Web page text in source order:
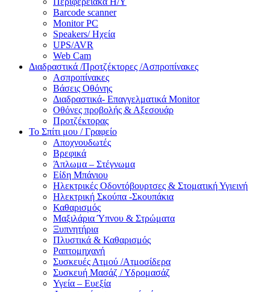
Barcode scanner
Monitor PC
Speakers/ Ηχεία
UPS/AVR
Web Cam
Διαδραστικά /Προτζέκτορες /Ασπροπίνακες
Ασπροπίνακες
Βάσεις Οθόνης
Διαδραστικά- Επαγγελματικά Monitor
Οθόνες προβολής & Αξεσουάρ
Προτζέκτορας
Το Σπίτι μου / Γραφείο
Αποχνουδωτές
Βρεφικά
Άπλωμα – Στέγνωμα
Είδη Μπάνιου
Ηλεκτρικές Οδοντόβουρτσες & Στοματική Υγιεινή
Ηλεκτρική Σκούπα -Σκουπάκια
Καθαρισμός
Μαξιλάρια Ύπνου & Στρώματα
Ξυπνητήρια
Πλυστικά & Καθαρισμός
Ραπτομηχανή
Συσκευές Ατμού /Ατμοσίδερα
Συσκευή Μασάζ / Υδρομασάζ
Υγεία – Ευεξία